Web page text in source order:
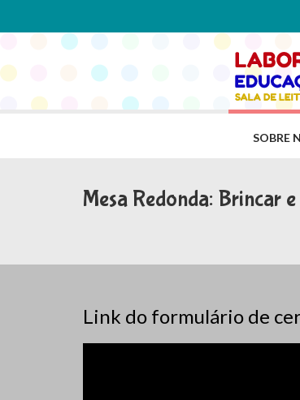
SOBRE
Mesa Redonda: Brincar
Link do formulário de